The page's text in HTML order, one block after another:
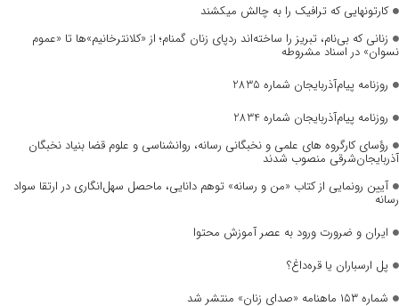
کارتونهایی که ترافیک را به چالش میکشند
زنانی که بی‌نام، تبریز را ساخته‌اند ردپای زنان گمنام؛ از «کلانترخانیم»ها تا «عموم
نسوان» در اسناد مشروطه
روزنامه پیام‌آذربایجان شماره 2835
روزنامه پیام‌آذربایجان شماره 2834
رؤسای کارگروه های علمی و نخبگانی رسانه، روانشناسی و علوم قضا بنیاد نخبگان
آذربایجان‌شرقی منصوب شدند
آیین رونمایی از کتاب «من و رسانه» توهم دانایی، ماحصل سهل‌انگاری در ارتقا سواد
رسانه
ایران و ضرورت ورود به عصر آموزش محتوا
پل ارسباران یا قره‌داغ؟
شماره ۱۵۳ ماهنامه «صدای زنان» منتشر شد